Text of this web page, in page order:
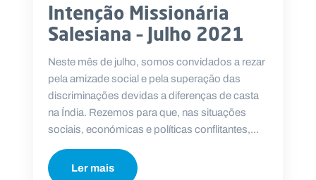
Intenção Missionária
Salesiana – Julho 2021
Neste mês de julho, somos convidados a rezar
pela amizade social e pela superação das
discriminações devidas a diferenças de casta
na Índia. Rezemos para que, nas situações
sociais, económicas e políticas conflitantes,...
Ler mais